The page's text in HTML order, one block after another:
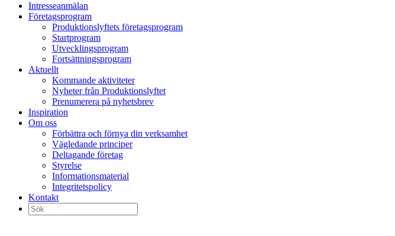
vidare
Intresseanmälan
Företagsprogram
Produktionslyftets företagsprogram
Startprogram
Utvecklingsprogram
Fortsättningsprogram
Aktuellt
Kommande aktiviteter
Nyheter från Produktionslyftet
Prenumerera på nyhetsbrev
Inspiration
Om oss
Förbättra och förnya din verksamhet
Vägledande principer
Deltagande företag
Styrelse
Informationsmaterial
Integritetspolicy
Kontakt
Sök
efter: